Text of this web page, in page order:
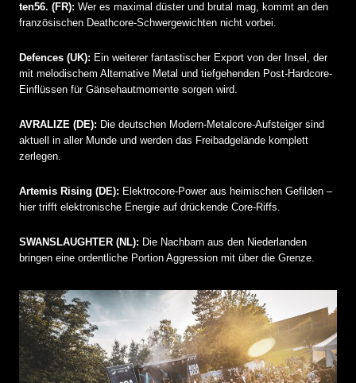
ten56. (FR): Wer es maximal düster und brutal mag, kommt an den
französischen Deathcore-Schwergewichten nicht vorbei.
Defences (UK): Ein weiterer fantastischer Export von der Insel, der
mit melodischem Alternative Metal und tiefgehenden Post-Hardcore-
Einflüssen für Gänsehautmomente sorgen wird.
AVRALIZE (DE): Die deutschen Modern-Metalcore-Aufsteiger sind
aktuell in aller Munde und werden das Freibadgelände komplett
zerlegen.
Artemis Rising (DE): Elektrocore-Power aus heimischen Gefilden –
hier trifft elektronische Energie auf drückende Core-Riffs.
SWANSLAUGHTER (NL): Die Nachbarn aus den Niederlanden
bringen eine ordentliche Portion Aggression mit über die Grenze.